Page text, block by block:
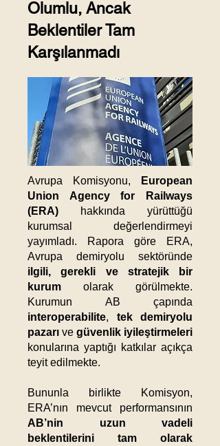
Olumlu, Ancak
Beklentiler Tam
Karşılanmadı
Avrupa Komisyonu, European
Union Agency for Railways
(ERA) hakkında yürüttüğü
kurumsal değerlendirmeyi
yayımladı. Rapora göre ERA,
Avrupa demiryolu sektöründe
ilgili, gerekli ve stratejik bir
kurum olarak görülmekte.
Kurumun AB çapında
interoperabilite, tek demiryolu
pazarı ve güvenlik iyileştirmeleri
konularına yaptığı katkılar açıkça
teyit edilmekte.
Bununla birlikte Komisyon,
ERA’nın mevcut performansının
AB’nin uzun vadeli
beklentilerini tam olarak